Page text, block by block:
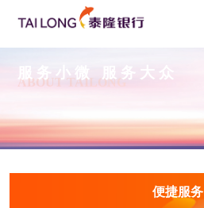
服务小微 服务大众
ABOUT TAILONG
便捷服务